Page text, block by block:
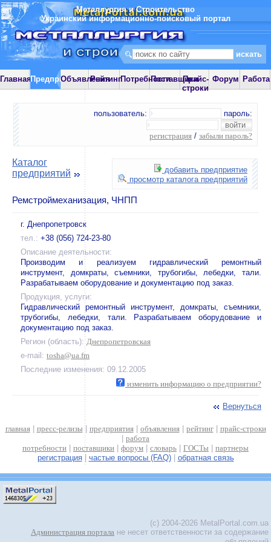
Металлургия и Строительство
Украинский информационно-поисковый портал
ГлавнаяПредприятияОбъявления
РейтингПотребностиПоставщики
Прайс-
строки
Форум Работа
пользователь: пароль:
регистрация / забыли пароль?
добавить предприятие
просмотр каталога предприятий
Каталог
предприятий
Ремстроймеханизация, ЧНПП
г. Днепропетровск
тел.: +38 (056) 724-23-80
Описание деятельности:
Производим и реализуем гидравлический ремонтный
инструмент, домкраты, съемники, трубогибы, лебедки, тали.
Разрабатываем оборудование и документацию под заказ.
Продукция, услуги:
Гидравлический ремонтный инструмент, домкраты, съемники,
трубогибы, лебедки, тали. Разрабатываем оборудование и
документацию под заказ.
Регион (область): Днепропетровская
e-mail: tosha@ua.fm
Последние изменения: 09.12.2005
изменить информацию о предприятии?
Вернуться
главная| пресс-релизы | предприятия| объявления| рейтинг| прайс-строки
работа
потребности
поставщики форум словарь ГОСТы
партнеры
регистрация| частые вопросы (FAQ)| обратная связь
(c) 2004-2026 MetalPortal.com.ua
Администрация портала не несет ответственности за содержание